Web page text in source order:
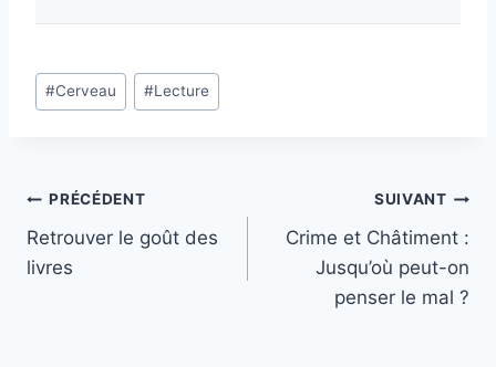
#Cerveau #Lecture
PRÉCÉDENT
Retrouver le goût des
livres
SUIVANT
Crime et Châtiment :
Jusqu’où peut-on
penser le mal ?